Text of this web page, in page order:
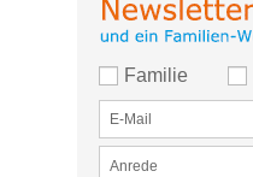
Familie